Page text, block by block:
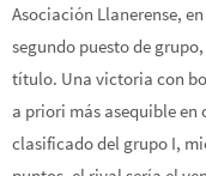
Asociación Llanerense,
segundo puesto de
título. Una victoria con
a priori más asequible en
clasificado del grupo I,